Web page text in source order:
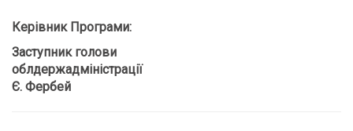
Керівник Програми:
Заступник голови
Є. Фербей